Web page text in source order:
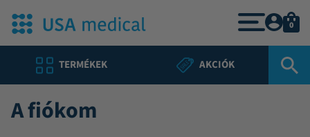
TERMÉKEK AKCIÓK
0
A fiókom